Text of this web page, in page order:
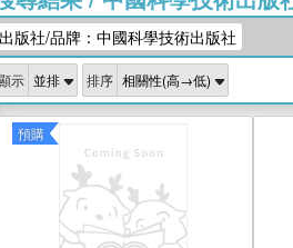
出版社/品牌：中國科學技術出版社
示 排序
預購